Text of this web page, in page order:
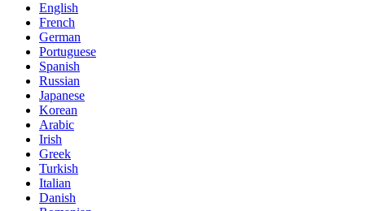
English
French
German
Portuguese
Spanish
Russian
Japanese
Korean
Arabic
Irish
Greek
Turkish
Italian
Danish